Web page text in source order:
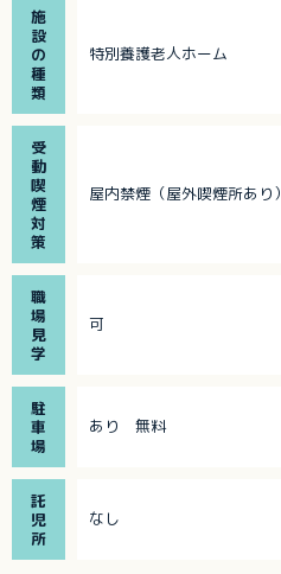
施
設
の
種
類
特別養護老人ホーム
受
動
喫
煙
対
策
屋内禁煙（屋外喫煙所あり）
職
場
見
学
可
駐
車
場
あり 無料
託
児
所
なし